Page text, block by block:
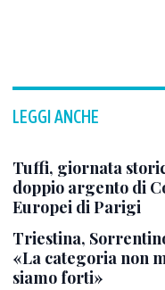
LEGGI ANCHE
Tuffi, giornata
doppio argento di
Europei di Parigi
Triestina,
«La categoria non
siamo forti»